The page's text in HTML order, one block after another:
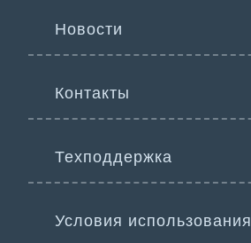
Новости
Контакты
Техподдержка
Условия использования